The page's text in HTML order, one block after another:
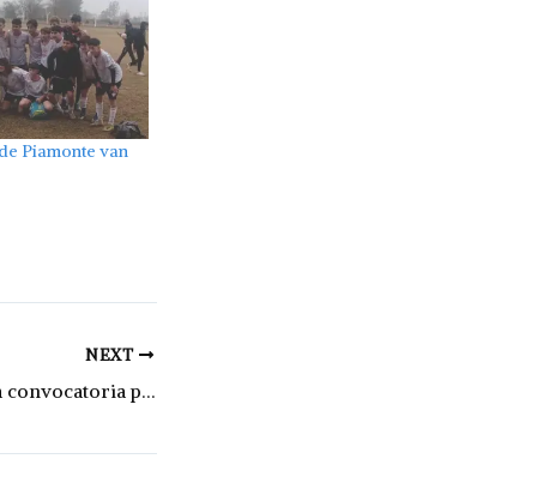
Piamonte van
NEXT
Santa Fe abrió una convocatoria para financiar proyectos de investigación orientada